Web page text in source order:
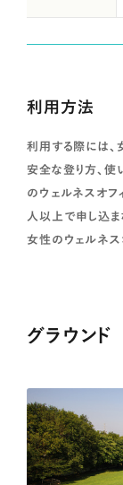
利用方法
利用する際には、
安全な登り方、使
のウェルネスオフ
人以上で申し込ま
女性のウェルネス
グラウンド